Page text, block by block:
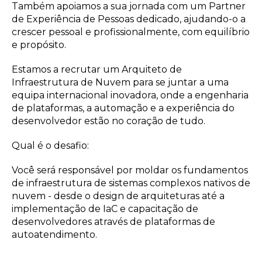
Também apoiamos a sua jornada com um Partner
de Experiência de Pessoas dedicado, ajudando-o a
crescer pessoal e profissionalmente, com equilíbrio
e propósito.
Estamos a recrutar um Arquiteto de
Infraestrutura de Nuvem para se juntar a uma
equipa internacional inovadora, onde a engenharia
de plataformas, a automação e a experiência do
desenvolvedor estão no coração de tudo.
Qual é o desafio:
Você será responsável por moldar os fundamentos
de infraestrutura de sistemas complexos nativos de
nuvem - desde o design de arquiteturas até a
implementação de IaC e capacitação de
desenvolvedores através de plataformas de
autoatendimento.